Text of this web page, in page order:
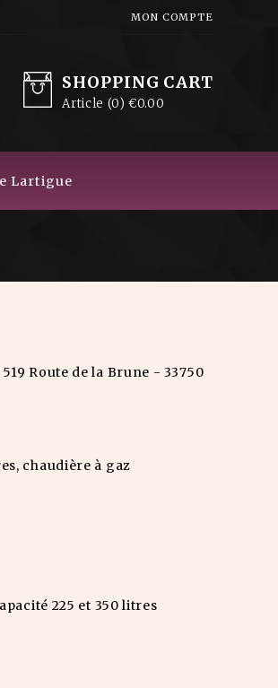
MON COMPTE
SHOPPING CART
Article (0) €0.00
Lartigue
Route de la Brune - 33750
chaudière à gaz
225 et 350 litres